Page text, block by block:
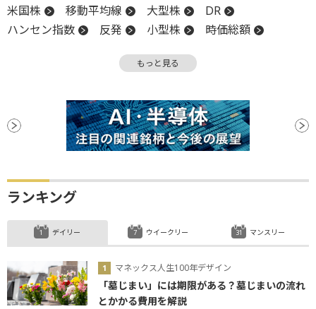
米国株
移動平均線 大型株
DR
ハンセン指数
反発 小型株
時価総額
もっと見る
ランキング
デイリー
マネックス人生100年デザイン
「墓じまい」には期限がある？墓じまいの流れ
とかかる費用を解説
ウイークリー マンスリー